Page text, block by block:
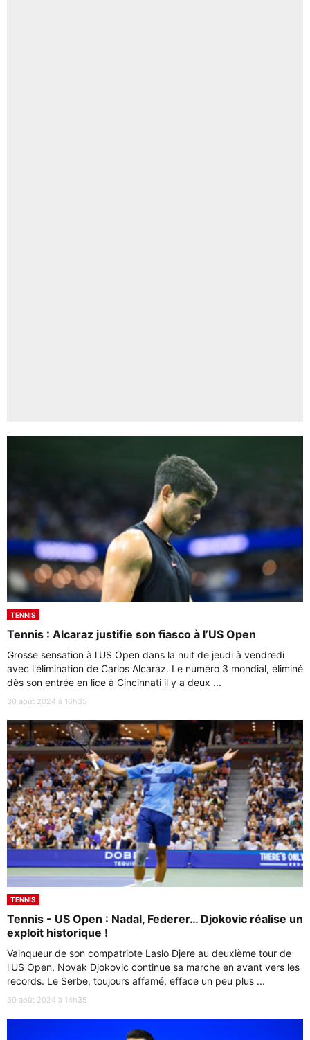
TENNIS
Tennis : Alcaraz justifie son fiasco à l’US Open
Grosse sensation à l'US Open dans la nuit de jeudi à vendredi
avec l'élimination de Carlos Alcaraz. Le numéro 3 mondial, éliminé
dès son entrée en lice à Cincinnati il y a deux ...
30 août 2024 à 16h35
TENNIS
Tennis - US Open : Nadal, Federer… Djokovic réalise un
exploit historique !
Vainqueur de son compatriote Laslo Djere au deuxième tour de
l'US Open, Novak Djokovic continue sa marche en avant vers les
records. Le Serbe, toujours affamé, efface un peu plus ...
30 août 2024 à 14h35